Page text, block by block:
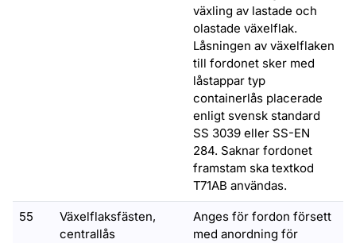
växling av lastade och
olastade växelflak.
Låsningen av växelflaken
till fordonet sker med
låstappar typ
containerlås placerade
enligt svensk standard
SS 3039 eller SS-EN
284. Saknar fordonet
framstam ska textkod
T71AB användas.
55
Växelflaksfästen,
centrallås
Anges för fordon försett
med anordning för